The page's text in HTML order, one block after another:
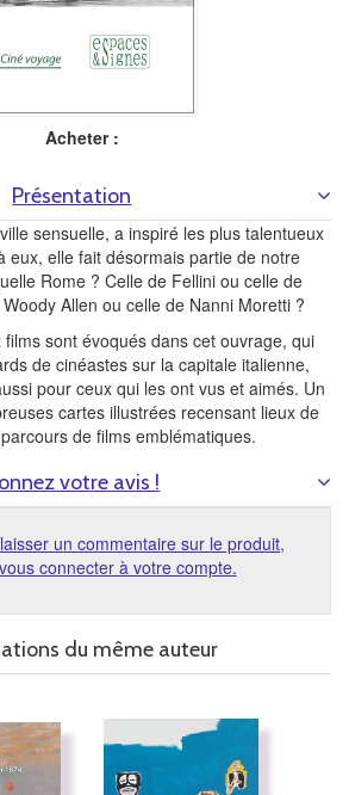
Acheter :
Présentation
sensuelle, a inspiré les plus talentueux
eux, elle fait désormais partie de notre
Rome ? Celle de Fellini ou celle de
Allen ou celle de Nanni Moretti ?
sont évoqués dans cet ouvrage, qui
de cinéastes sur la capitale italienne,
pour ceux qui les ont vus et aimés. Un
cartes illustrées recensant lieux de
de films emblématiques.
votre avis !
un commentaire sur le produit,
connecter à votre compte.
du même auteur